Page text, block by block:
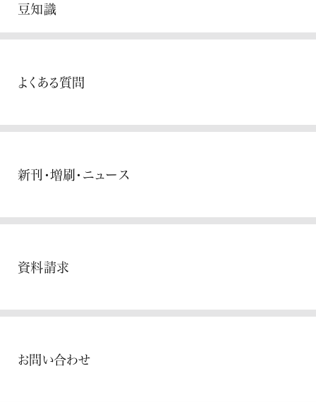
豆知識
よくある質問
新刊・増刷・ニュース
資料請求
お問い合わせ